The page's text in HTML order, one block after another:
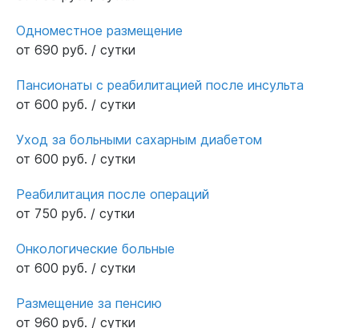
после операции, но отличная и кропотливая
работа врача реабилитолога Рамзана быстро
благодарим весь коллектив за такую работ
Одноместное размещение
от 690 руб. / сутки
Пансионаты с реабилитацией после инсульта
от 600 руб. / сутки
Уход за больными сахарным диабетом
от 600 руб. / сутки
Реабилитация после операций
от 750 руб. / сутки
Онкологические больные
от 600 руб. / сутки
Размещение за пенсию
от 960 руб. / сутки